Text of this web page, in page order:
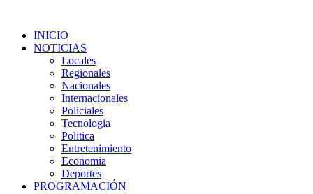
INICIO
NOTICIAS
Locales
Regionales
Nacionales
Internacionales
Policiales
Tecnologia
Politica
Entretenimiento
Economia
Deportes
PROGRAMACIÓN